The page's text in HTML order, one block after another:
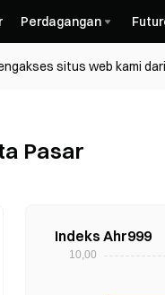
Perdagangan
situs web kami
Pasar
Indeks Ahr999